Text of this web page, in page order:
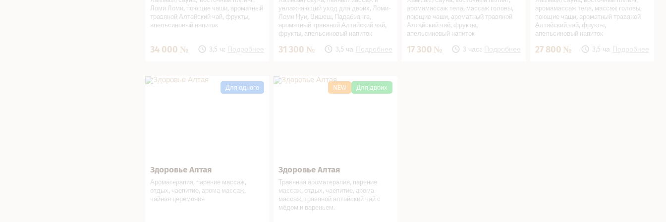
Ломи Ломи, поющие чаши, ароматный
травяной Алтайский чай, фрукты,
апельсиновый напиток
34 000 3,5 часаПодробнее
увлажняющий уход для двоих, Ломи-
Ломи Нуи, Вишеш, Падабьянга,
ароматный травяной Алтайский чай,
фрукты, апельсиновый напиток
31 300 3,5 часаПодробнее
аромамассаж тела, массаж головы,
поющие чаши, ароматный травяной
Алтайский чай, фрукты,
апельсиновый напиток
17 300 3 часа Подробнее
аромамассаж тела, массаж головы,
поющие чаши, ароматный травяной
Алтайский чай, фрукты,
апельсиновый напиток
27 800 3,5 часаПодробнее
Здоровье Алтая в СПА салоне
Здоровье Алтая
Ароматерапия, парение массаж,
отдых, чаепитие, арома массаж,
чайная церемония
Для одного
Записаться
Здоровье Алтая в СПА салоне
Здоровье Алтая
Травяная ароматерапия, парение
массаж, отдых, чаепитие, арома
массаж, травяной алтайский чай с
мёдом и вареньем.
NEW Для двоих
Записаться